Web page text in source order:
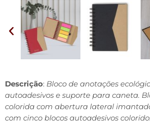
Descrição: Bloco de anotações
autoadesivos e suporte para caneta.
colorida com abertura lateral
com cinco blocos autoadesivos